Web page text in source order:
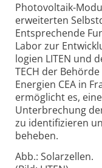
Photovoltaik-
erweiterten
Ent­sprechende
Labor zur
logien LITEN und
TECH der
Energien CEA in
ermög­licht es,
Unter­brechung
zu identi­fizieren
beheben.
Abb.: Solarzellen.